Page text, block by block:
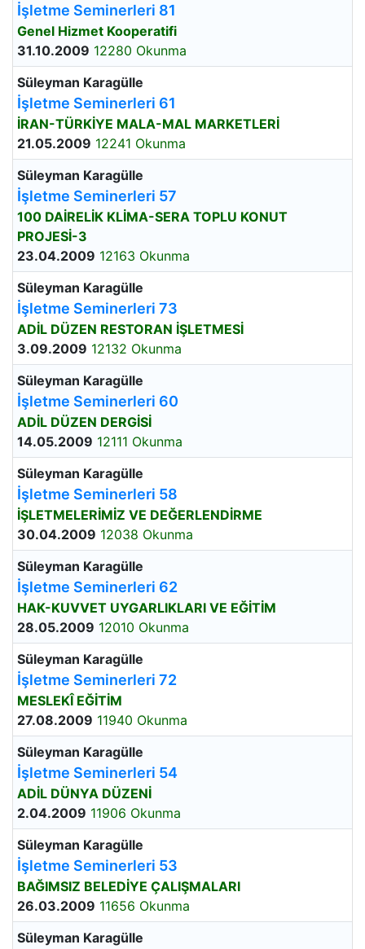
İşletme Seminerleri 81
Genel Hizmet Kooperatifi
31.10.2009 12280 Okunma
Süleyman Karagülle
İşletme Seminerleri 61
İRAN-TÜRKİYE MALA-MAL MARKETLERİ
21.05.2009 12241 Okunma
Süleyman Karagülle
İşletme Seminerleri 57
100 DAİRELİK KLİMA-SERA TOPLU KONUT
PROJESİ-3
23.04.2009 12163 Okunma
Süleyman Karagülle
İşletme Seminerleri 73
ADİL DÜZEN RESTORAN İŞLETMESİ
3.09.2009 12132 Okunma
Süleyman Karagülle
İşletme Seminerleri 60
ADİL DÜZEN DERGİSİ
14.05.2009 12111 Okunma
Süleyman Karagülle
İşletme Seminerleri 58
İŞLETMELERİMİZ VE DEĞERLENDİRME
30.04.2009 12038 Okunma
Süleyman Karagülle
İşletme Seminerleri 62
HAK-KUVVET UYGARLIKLARI VE EĞİTİM
28.05.2009 12010 Okunma
Süleyman Karagülle
İşletme Seminerleri 72
MESLEKÎ EĞİTİM
27.08.2009 11940 Okunma
Süleyman Karagülle
İşletme Seminerleri 54
ADİL DÜNYA DÜZENİ
2.04.2009 11906 Okunma
Süleyman Karagülle
İşletme Seminerleri 53
BAĞIMSIZ BELEDİYE ÇALIŞMALARI
26.03.2009 11656 Okunma
Süleyman Karagülle